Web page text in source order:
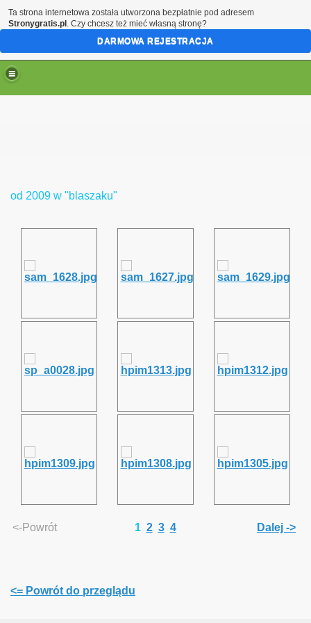
od 2009 w "blaszaku"
<-Powrót 1 2 3 4 Dalej ->
<= Powrót do przeglądu
Ta strona internetowa została utworzona bezpłatnie pod adresem
Stronygratis.pl . Czy chcesz też mieć własną stronę?
DARMOWA REJESTRACJA